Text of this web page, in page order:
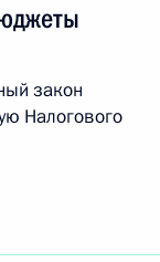
закон
Налогового